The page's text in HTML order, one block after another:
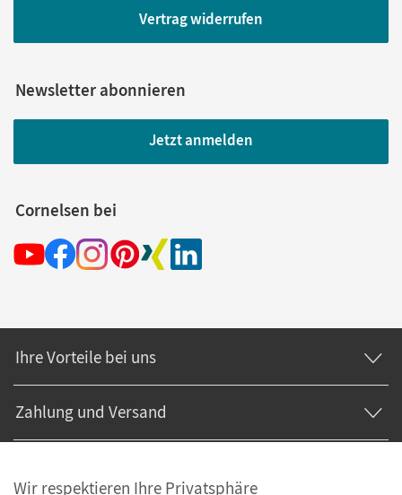
Vertrag widerrufen
Newsletter abonnieren
Jetzt anmelden
Cornelsen bei
Ihre Vorteile bei uns
Zahlung und Versand
Wir respektieren Ihre Privatsphäre